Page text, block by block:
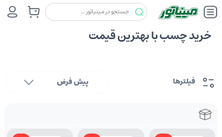
خرید چسب با بهترین قیمت
فیلترها پیش فرض